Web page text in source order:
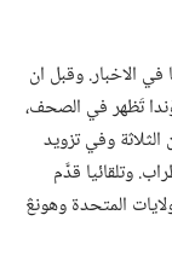
الاخبار.‏ وقبل ان
تَظهر في الصحف،‏
وفي تزويد
وتلقائيا قدَّم
المتحدة وهونڠ